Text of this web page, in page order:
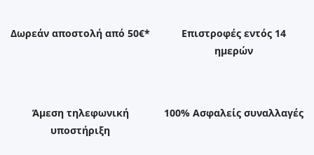
Δωρεάν αποστολή από 50€*
Επιστροφές εντός 14
ημερών
Άμεση τηλεφωνική
υποστήριξη
100% Ασφαλείς συναλλαγές